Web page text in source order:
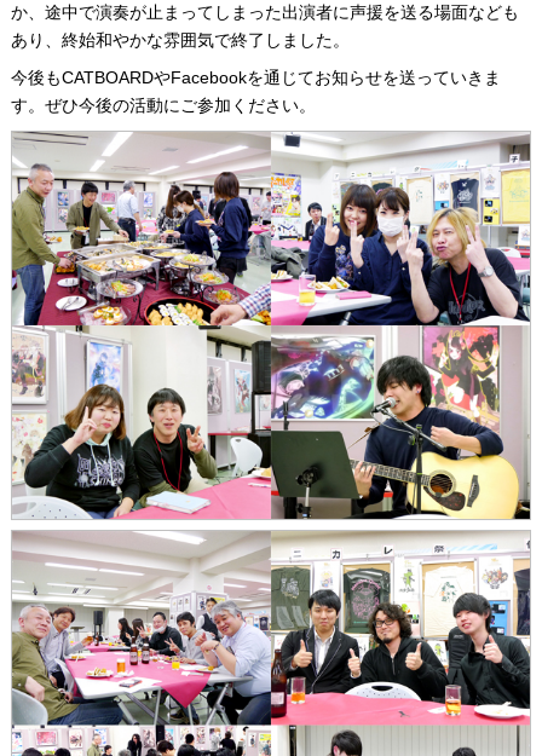
か、途中で演奏が止まってしまった出演者に声援を送る場面なども
あり、終始和やかな雰囲気で終了しました。
今後もCATBOARDやFacebookを通じてお知らせを送っていきま
す。ぜひ今後の活動にご参加ください。